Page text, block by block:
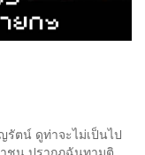
รัตน์ ดูท่าจะไม่เป็นไป
ชน ปรากฏฉันทามติ